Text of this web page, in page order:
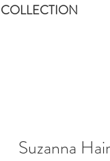
Suzanna